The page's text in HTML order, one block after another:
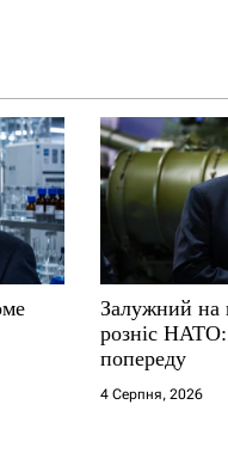
Залужний на
розніс НАТО:
попереду
4 Серпня, 2026